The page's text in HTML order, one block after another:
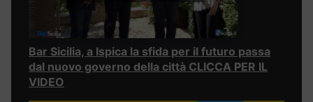
Bar Sicilia, a Ispica la sfida per il futuro passa
dal nuovo governo della città CLICCA PER IL
VIDEO